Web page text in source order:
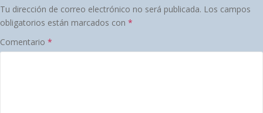
Tu dirección de correo electrónico no será publicada. Los campos
obligatorios están marcados con *
Comentario *